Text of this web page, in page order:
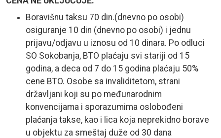
Boravišnu taksu 70 din.(dnevno po osobi)
osiguranje 10 din (dnevno po osobi) i jednu
prijavu/odjavu u iznosu od 10 dinara. Po odluci
SO Sokobanja, BTO plaćaju svi stariji od 15
godina, a deca od 7 do 15 godina plaćaju 50%
cene BTO. Osobe sa invaliditetom, strani
državljani koji su po međunarodnim
konvencijama i sporazumima oslobođeni
plaćanja takse, kao i lica koja neprekidno borave
u objektu za smeštaj duže od 30 dana